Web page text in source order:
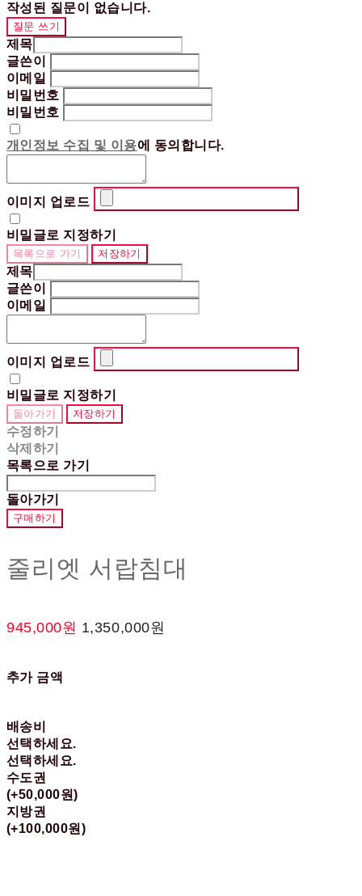
작성된 질문이 없습니다.
질문 쓰기
제목
글쓴이
이메일
비밀번호
비밀번호
개인정보 수집 및 이용에 동의합니다.
이미지 업로드
비밀글로 지정하기
목록으로 가기 저장하기
제목
글쓴이
이메일
이미지 업로드
비밀글로 지정하기
돌아가기 저장하기
수정하기
삭제하기
목록으로 가기
돌아가기
구매하기
줄리엣 서랍침대
945,000원 1,350,000원
추가 금액
배송비
선택하세요.
선택하세요.
수도권
(+50,000원)
지방권
(+100,000원)